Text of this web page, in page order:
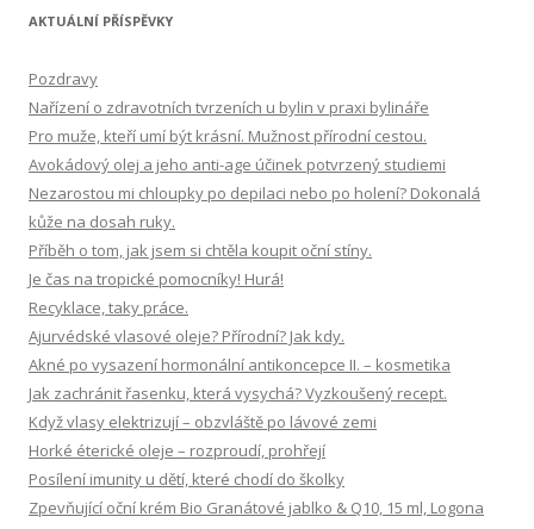
l
d
á
v
á
n
í
AKTUÁLNÍ PŘÍSPĚVKY
Pozdravy
Nařízení o zdravotních tvrzeních u bylin v praxi bylináře
Pro muže, kteří umí být krásní. Mužnost přírodní cestou.
Avokádový olej a jeho anti-age účinek potvrzený studiemi
Nezarostou mi chloupky po depilaci nebo po holení? Dokonalá
kůže na dosah ruky.
Příběh o tom, jak jsem si chtěla koupit oční stíny.
Je čas na tropické pomocníky! Hurá!
Recyklace, taky práce.
Ajurvédské vlasové oleje? Přírodní? Jak kdy.
Akné po vysazení hormonální antikoncepce II. – kosmetika
Jak zachránit řasenku, která vysychá? Vyzkoušený recept.
Když vlasy elektrizují – obzvláště po lávové zemi
Horké éterické oleje – rozproudí, prohřejí
Posílení imunity u dětí, které chodí do školky
Zpevňující oční krém Bio Granátové jablko & Q10, 15 ml, Logona